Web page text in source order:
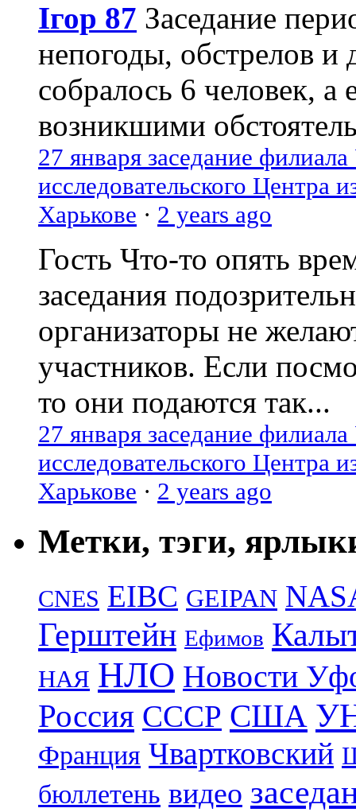
Ігор 87 Заседание
непогоды, обстрелов и
собралось 6 человек, а
возникшими
27 января заседание
исследовательского Центра
Харькове · 2 years ago
Гость Что-то опять
заседания
организаторы не
участников. Если
то они подаются так...
27 января заседание
исследовательского Центра
Харькове · 2 years ago
Метки, тэги,
CNES EIBC GEIPAN
Герштейн Ефимов
НАЯ НЛО Новости
Россия СССР США
Франция Чвартковский
бюллетень видео